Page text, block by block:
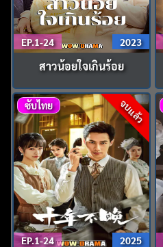
EP.1-24 2023
สาวน้อยใจเกินร้อย
จบแล้ว
ซับไทย
EP.1-24 2025